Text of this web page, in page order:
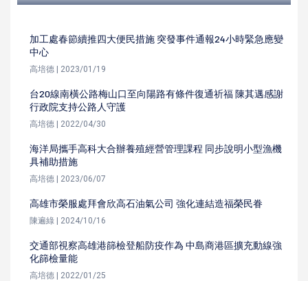
加工處春節續推四大便民措施 突發事件通報24小時緊急應變
中心
高培德 | 2023/01/19
台20線南橫公路梅山口至向陽路有條件復通祈福 陳其邁感謝
行政院支持公路人守護
高培德 | 2022/04/30
海洋局攜手高科大合辦養殖經營管理課程 同步說明小型漁機
具補助措施
高培德 | 2023/06/07
高雄市榮服處拜會欣高石油氣公司 強化連結造福榮民眷
陳遍綠 | 2024/10/16
交通部視察高雄港篩檢登船防疫作為 中島商港區擴充動線強
化篩檢量能
高培德 | 2022/01/25